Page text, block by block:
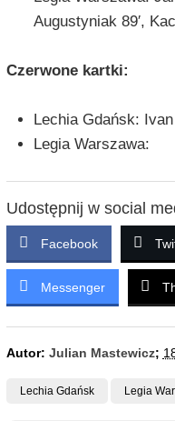
Augustyniak 89′,
Czerwone kartki:
Lechia Gdańsk:
Legia Warszawa:
Udostępnij w social
Facebook
Messenger
Autor: Julian Mastewicz;
Lechia Gdańsk Legia